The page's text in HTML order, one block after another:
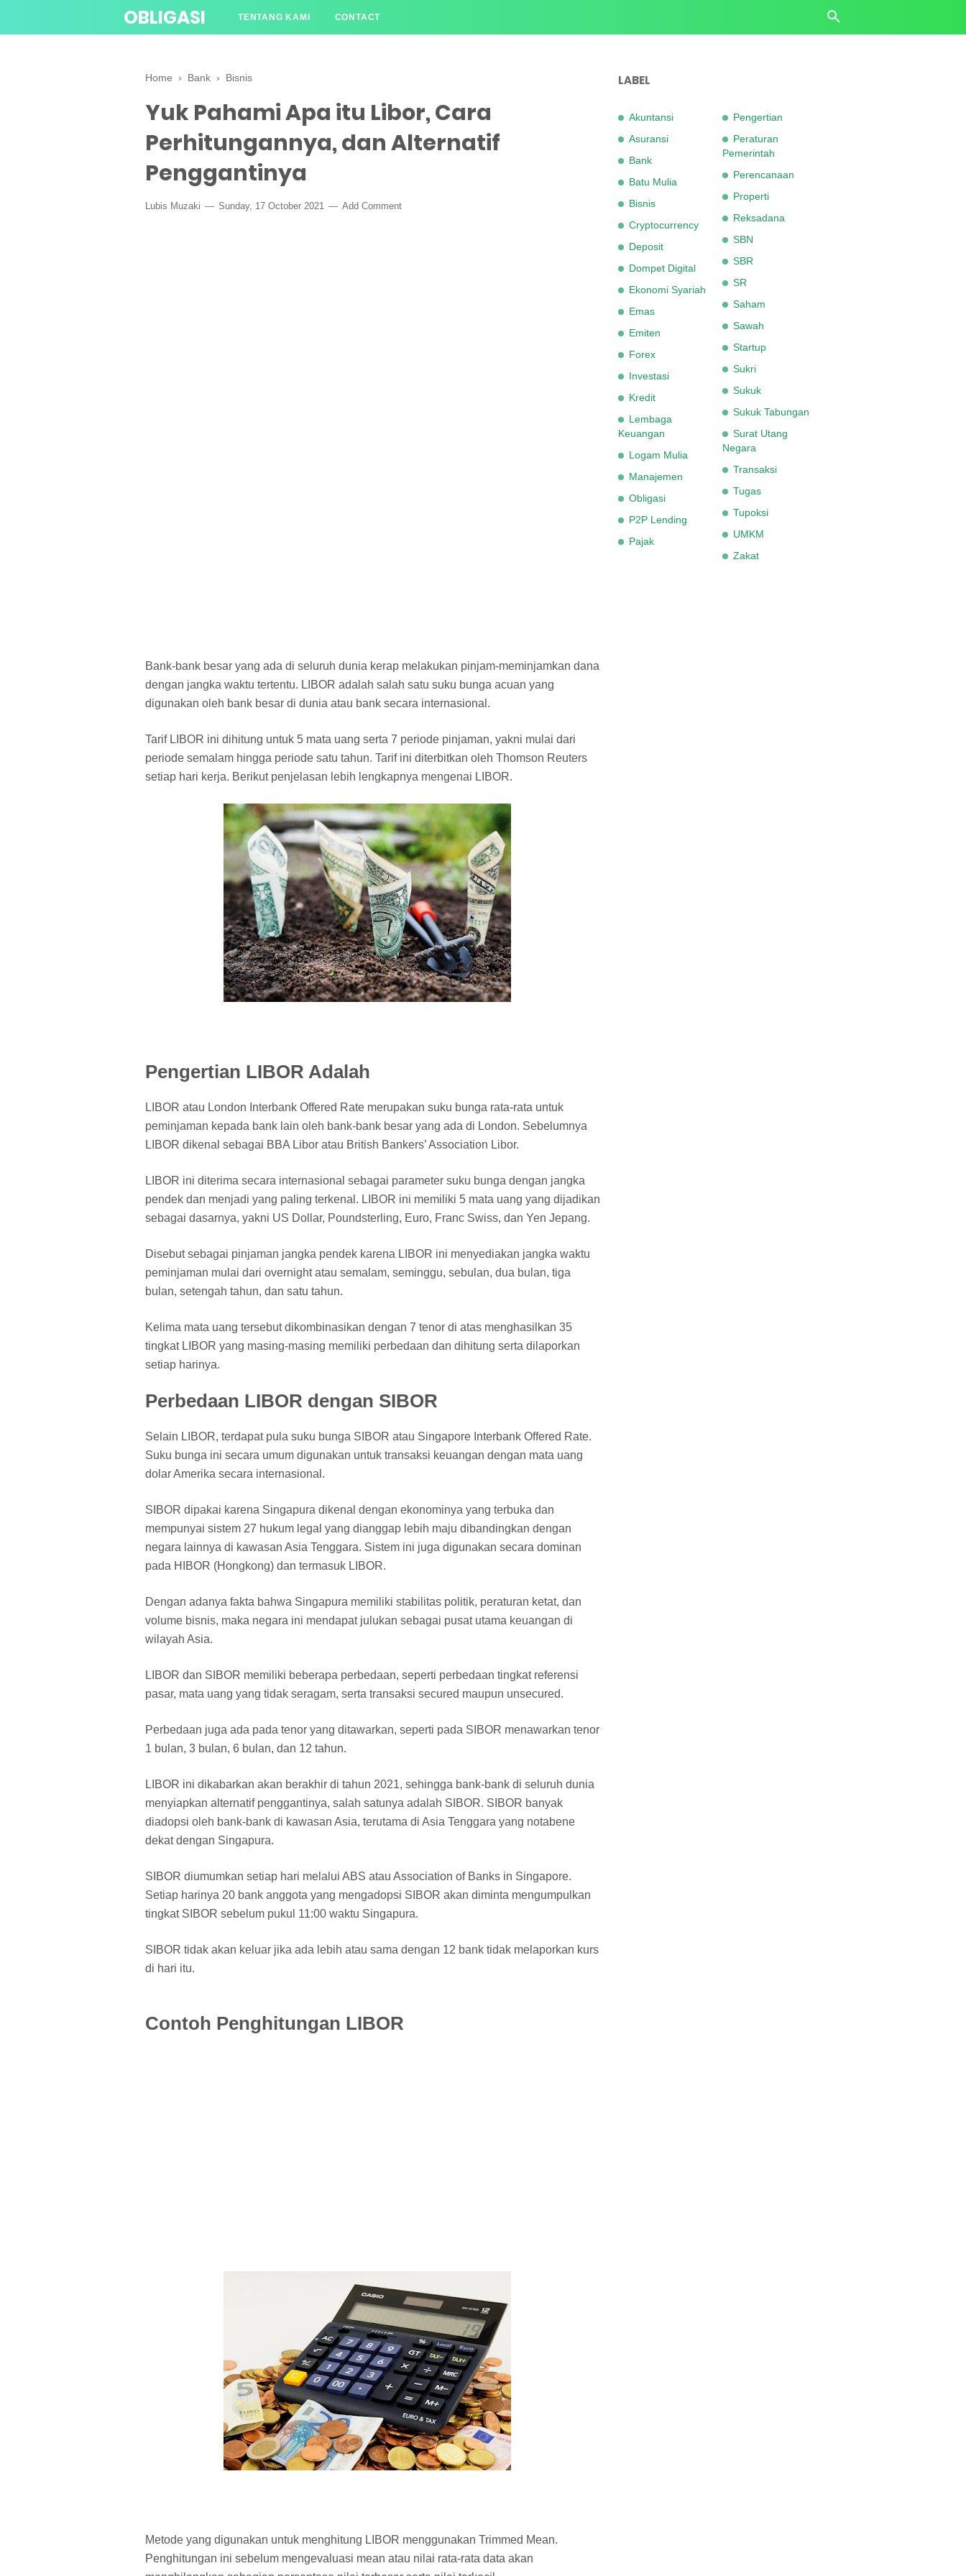
OBLIGASI TENTANG KAMI CONTACT
Home › Bank › Bisnis
Yuk Pahami Apa itu Libor, Cara
Perhitungannya, dan Alternatif
Penggantinya
Lubis Muzaki Sunday, 17 October 2021 Add Comment
Bank-bank besar yang ada di seluruh dunia kerap melakukan pinjam-meminjamkan dana
dengan jangka waktu tertentu. LIBOR adalah salah satu suku bunga acuan yang
digunakan oleh bank besar di dunia atau bank secara internasional.
Tarif LIBOR ini dihitung untuk 5 mata uang serta 7 periode pinjaman, yakni mulai dari
periode semalam hingga periode satu tahun. Tarif ini diterbitkan oleh Thomson Reuters
setiap hari kerja. Berikut penjelasan lebih lengkapnya mengenai LIBOR.
Pengertian LIBOR Adalah
LIBOR atau London Interbank Offered Rate merupakan suku bunga rata-rata untuk
peminjaman kepada bank lain oleh bank-bank besar yang ada di London. Sebelumnya
LIBOR dikenal sebagai BBA Libor atau British Bankers’ Association Libor.
LIBOR ini diterima secara internasional sebagai parameter suku bunga dengan jangka
pendek dan menjadi yang paling terkenal. LIBOR ini memiliki 5 mata uang yang dijadikan
sebagai dasarnya, yakni US Dollar, Poundsterling, Euro, Franc Swiss, dan Yen Jepang.
Disebut sebagai pinjaman jangka pendek karena LIBOR ini menyediakan jangka waktu
peminjaman mulai dari overnight atau semalam, seminggu, sebulan, dua bulan, tiga
bulan, setengah tahun, dan satu tahun.
Kelima mata uang tersebut dikombinasikan dengan 7 tenor di atas menghasilkan 35
tingkat LIBOR yang masing-masing memiliki perbedaan dan dihitung serta dilaporkan
setiap harinya.
Perbedaan LIBOR dengan SIBOR
Selain LIBOR, terdapat pula suku bunga SIBOR atau Singapore Interbank Offered Rate.
Suku bunga ini secara umum digunakan untuk transaksi keuangan dengan mata uang
dolar Amerika secara internasional.
SIBOR dipakai karena Singapura dikenal dengan ekonominya yang terbuka dan
mempunyai sistem 27 hukum legal yang dianggap lebih maju dibandingkan dengan
negara lainnya di kawasan Asia Tenggara. Sistem ini juga digunakan secara dominan
pada HIBOR (Hongkong) dan termasuk LIBOR.
Dengan adanya fakta bahwa Singapura memiliki stabilitas politik, peraturan ketat, dan
volume bisnis, maka negara ini mendapat julukan sebagai pusat utama keuangan di
wilayah Asia.
LIBOR dan SIBOR memiliki beberapa perbedaan, seperti perbedaan tingkat referensi
pasar, mata uang yang tidak seragam, serta transaksi secured maupun unsecured.
Perbedaan juga ada pada tenor yang ditawarkan, seperti pada SIBOR menawarkan tenor
1 bulan, 3 bulan, 6 bulan, dan 12 tahun.
LIBOR ini dikabarkan akan berakhir di tahun 2021, sehingga bank-bank di seluruh dunia
menyiapkan alternatif penggantinya, salah satunya adalah SIBOR. SIBOR banyak
diadopsi oleh bank-bank di kawasan Asia, terutama di Asia Tenggara yang notabene
dekat dengan Singapura.
SIBOR diumumkan setiap hari melalui ABS atau Association of Banks in Singapore.
Setiap harinya 20 bank anggota yang mengadopsi SIBOR akan diminta mengumpulkan
tingkat SIBOR sebelum pukul 11:00 waktu Singapura.
SIBOR tidak akan keluar jika ada lebih atau sama dengan 12 bank tidak melaporkan kurs
di hari itu.
Contoh Penghitungan LIBOR
Metode yang digunakan untuk menghitung LIBOR menggunakan Trimmed Mean.
Penghitungan ini sebelum mengevaluasi mean atau nilai rata-rata data akan
LABEL
Akuntansi
Asuransi
Bank
Batu Mulia
Bisnis
Cryptocurrency
Deposit
Dompet Digital
Ekonomi Syariah
Emas
Emiten
Forex
Investasi
Kredit
Lembaga
Keuangan
Logam Mulia
Manajemen
Obligasi
P2P Lending
Pajak
Pengertian
Peraturan
Pemerintah
Perencanaan
Properti
Reksadana
SBN
SBR
SR
Saham
Sawah
Startup
Sukri
Sukuk
Sukuk Tabungan
Surat Utang
Negara
Transaksi
Tugas
Tupoksi
UMKM
Zakat